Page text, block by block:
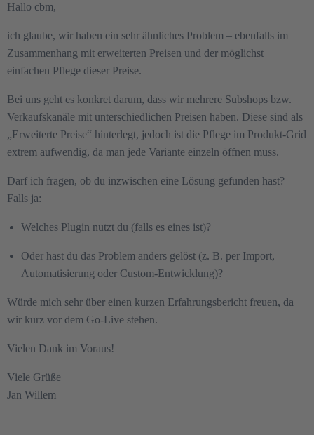
Hallo cbm,
ich glaube, wir haben ein sehr ähnliches Problem – ebenfalls im
Zusammenhang mit erweiterten Preisen und der möglichst
einfachen Pflege dieser Preise.
Bei uns geht es konkret darum, dass wir mehrere Subshops bzw.
Verkaufskanäle mit unterschiedlichen Preisen haben. Diese sind als
„Erweiterte Preise“ hinterlegt, jedoch ist die Pflege im Produkt-Grid
extrem aufwendig, da man jede Variante einzeln öffnen muss.
Darf ich fragen, ob du inzwischen eine Lösung gefunden hast?
Falls ja:
Welches Plugin nutzt du (falls es eines ist)?
Oder hast du das Problem anders gelöst (z. B. per Import,
Automatisierung oder Custom-Entwicklung)?
Würde mich sehr über einen kurzen Erfahrungsbericht freuen, da
wir kurz vor dem Go-Live stehen.
Vielen Dank im Voraus!
Viele Grüße
Jan Willem